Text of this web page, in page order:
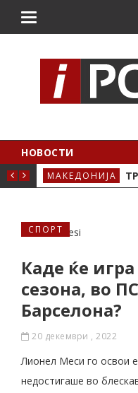
НОВОСТИ
ГОДИНА
МАКЕДОНИЈА
СПОРТ
Каде ќе
сезона, во
Барселона?
20 декември , 2022
Лионел Меси го освои
недостигаше во